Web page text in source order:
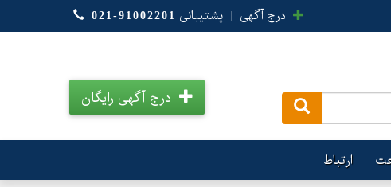
درج آگهی | پشتیبانی 021-91002201
درج آگهی رایگان
ارتباط